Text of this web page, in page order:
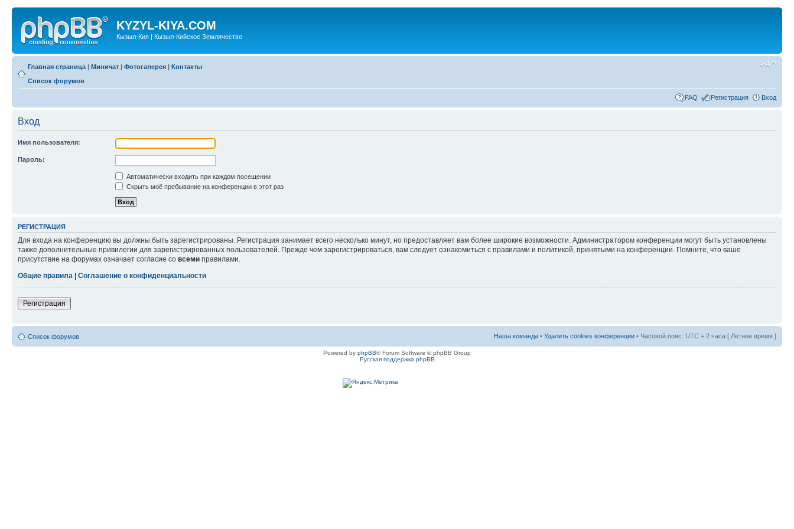
KYZYL-KIYA.COM
Кызыл-Кия | Кызыл-Кийское Землячество
Главная страница | Миничат | Фотогалерея | Контакты
Список форумов
FAQ Регистрация Вход
Вход
Имя пользователя:
Пароль:
Автоматически входить при каждом посещении
Скрыть моё пребывание на конференции в этот раз
РЕГИСТРАЦИЯ
Для входа на конференцию вы должны быть зарегистрированы. Регистрация занимает всего несколько минут, но предоставляет вам более широкие возможности. Администратором конференции могут быть установлены
также дополнительные привилегии для зарегистрированных пользователей. Прежде чем зарегистрироваться, вам следует ознакомиться с правилами и политикой, принятыми на конференции. Помните, что ваше
присутствие на форумах означает согласие со всеми правилами.
Общие правила
Соглашение о конфиденциальности
Регистрация
Список форумов Наша команда • Удалить cookies конференции • Часовой пояс: UTC + 2 часа [ Летнее время ]
Powered by phpBB® Forum Software © phpBB Group
Русская поддержка phpBB